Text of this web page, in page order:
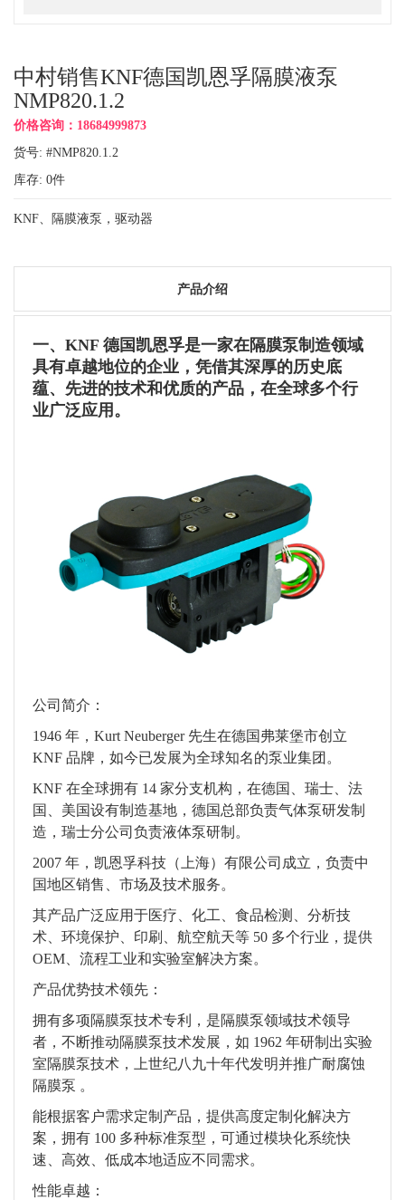
中村销售KNF德国凯恩孚隔膜液泵
NMP820.1.2
价格咨询：18684999873
货号: #NMP820.1.2
库存: 0件
KNF、隔膜液泵，驱动器
产品介绍
一、KNF 德国凯恩孚是一家在隔膜泵制造领域
具有卓越地位的企业，凭借其深厚的历史底
蕴、先进的技术和优质的产品，在全球多个行
业广泛应用。
公司简介：
1946 年，Kurt Neuberger 先生在德国弗莱堡市创立
KNF 品牌，如今已发展为全球知名的泵业集团。
KNF 在全球拥有 14 家分支机构，在德国、瑞士、法
国、美国设有制造基地，德国总部负责气体泵研发制
造，瑞士分公司负责液体泵研制。
2007 年，凯恩孚科技（上海）有限公司成立，负责中
国地区销售、市场及技术服务。
其产品广泛应用于医疗、化工、食品检测、分析技
术、环境保护、印刷、航空航天等 50 多个行业，提供
OEM、流程工业和实验室解决方案。
产品优势技术领先：
拥有多项隔膜泵技术专利，是隔膜泵领域技术领导
者，不断推动隔膜泵技术发展，如 1962 年研制出实验
室隔膜泵技术，上世纪八九十年代发明并推广耐腐蚀
隔膜泵 。
能根据客户需求定制产品，提供高度定制化解决方
案，拥有 100 多种标准泵型，可通过模块化系统快
速、高效、低成本地适应不同需求。
性能卓越：